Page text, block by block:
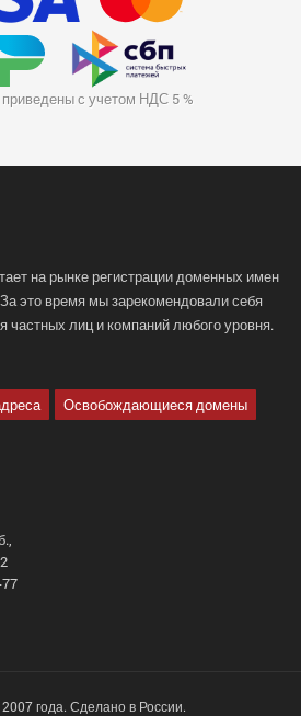
с учетом НДС 5 %
на рынке регистрации доменных имен
это время мы зарекомендовали себя
частных лиц и компаний любого уровня.
Освобождающиеся домены
года. Сделано в России.